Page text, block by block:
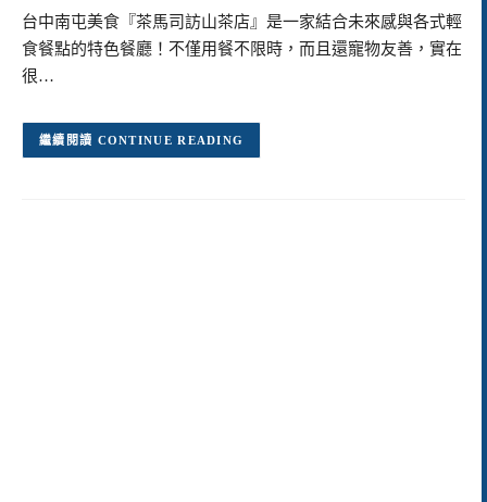
台中南屯美食『茶馬司訪山茶店』是一家結合未來感與各式輕
食餐點的特色餐廳！不僅用餐不限時，而且還寵物友善，實在
很…
CONTINUE READING